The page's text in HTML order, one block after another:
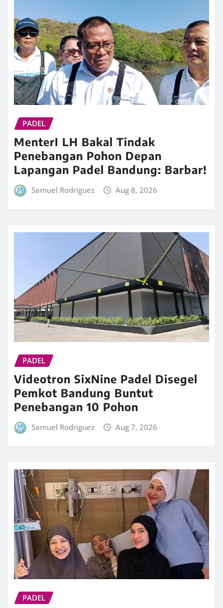
PADEL
MenterI LH Bakal Tindak
Penebangan Pohon Depan
Lapangan Padel Bandung: Barbar!
Samuel Rodriguez Aug 8, 2026
PADEL
Videotron SixNine Padel Disegel
Pemkot Bandung Buntut
Penebangan 10 Pohon
Samuel Rodriguez Aug 7, 2026
PADEL